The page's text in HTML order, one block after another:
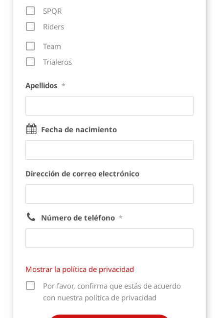
SPQR
Riders
Team
Trialeros
Apellidos *
Fecha de nacimiento
Dirección de correo electrónico
Número de teléfono *
Mostrar la política de privacidad
Por favor, confirma que estás de acuerdo
con nuestra política de privacidad